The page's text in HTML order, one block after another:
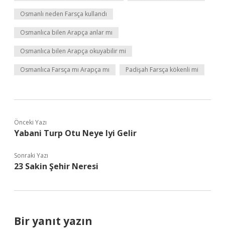
Osmanlı neden Farsça kullandı
Osmanlıca bilen Arapça anlar mı
Osmanlıca bilen Arapça okuyabilir mi
Osmanlıca Farsça mı Arapça mı Padişah Farsça kökenli mi
Önceki Yazı
Yabani Turp Otu Neye Iyi Gelir
Sonraki Yazı
23 Sakin Şehir Neresi
Bir yanıt yazın